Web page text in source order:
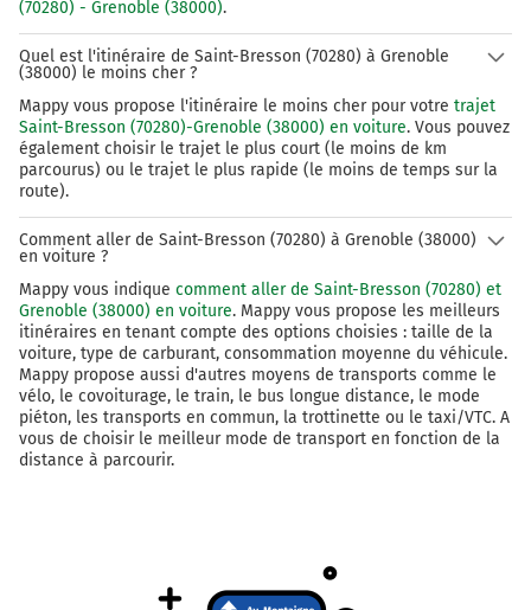
CHAMBÉRY
SAINT EXUPÉRY
A42
A432
MARSEILLE
GRENOBLE
ST ÉTIENNE
SAINT-EXUPÉRY
A432
E70
CLERMONT-FD
318 km
Continuer et rejoindre A432. Continuer sur 22
kilomètres
(70280) - Grenoble (38000).
Quel est l'itinéraire de Saint-Bresson (70280) à Grenoble
(38000) le moins cher ?
Mappy vous propose l'itinéraire le moins cher pour votre trajet
Saint-Bresson (70280)-Grenoble (38000) en voiture. Vous pouvez
également choisir le trajet le plus court (le moins de km
parcourus) ou le trajet le plus rapide (le moins de temps sur la
route).
Comment aller de Saint-Bresson (70280) à Grenoble (38000)
en voiture ?
Mappy vous indique comment aller de Saint-Bresson (70280) et
Grenoble (38000) en voiture. Mappy vous propose les meilleurs
itinéraires en tenant compte des options choisies : taille de la
voiture, type de carburant, consommation moyenne du véhicule.
Mappy propose aussi d'autres moyens de transports comme le
vélo, le covoiturage, le train, le bus longue distance, le mode
piéton, les transports en commun, la trottinette ou le taxi/VTC. A
vous de choisir le meilleur mode de transport en fonction de la
distance à parcourir.